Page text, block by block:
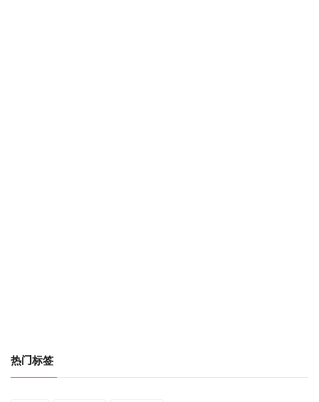
热门标签